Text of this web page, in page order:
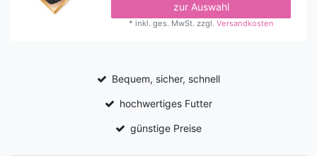
zur Auswahl
* inkl. ges. MwSt. zzgl. Versandkosten
Bequem, sicher, schnell
hochwertiges Futter
günstige Preise